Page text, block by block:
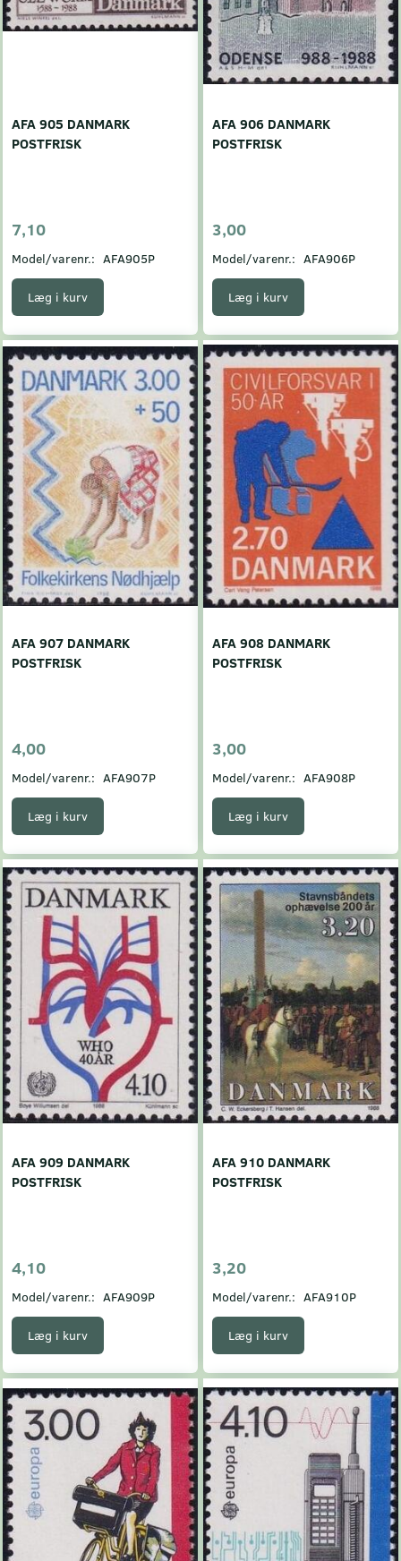
AFA 905 DANMARK
POSTFRISK
7,10
Model/varenr.: AFA905P
Læg i kurv
AFA 906 DANMARK
POSTFRISK
3,00
Model/varenr.: AFA906P
Læg i kurv
AFA 907 DANMARK
POSTFRISK
4,00
Model/varenr.: AFA907P
Læg i kurv
AFA 908 DANMARK
POSTFRISK
3,00
Model/varenr.: AFA908P
Læg i kurv
AFA 909 DANMARK
POSTFRISK
4,10
Model/varenr.: AFA909P
Læg i kurv
AFA 910 DANMARK
POSTFRISK
3,20
Model/varenr.: AFA910P
Læg i kurv